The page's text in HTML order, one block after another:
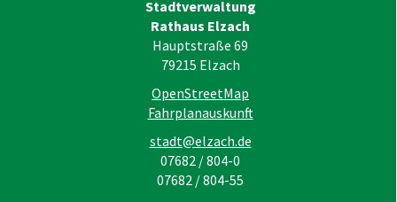
Stadtverwaltung
Rathaus Elzach
Hauptstraße 69
79215 Elzach
OpenStreetMap
Fahrplanauskunft
stadt@elzach.de
07682 / 804-0
07682 / 804-55